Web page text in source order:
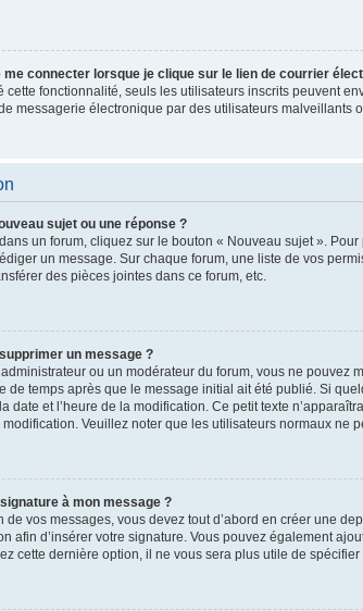
me connecter lorsque je clique sur le lien de courrier
cette fonctionnalité, seuls les utilisateurs inscrits peuvent
messagerie électronique par des utilisateurs malveillants
sujet ou une réponse ?
un forum, cliquez sur le bouton « Nouveau sujet ».
un message. Sur chaque forum, une liste de vos
des pièces jointes dans ce forum, etc.
un message ?
ou un modérateur du forum, vous ne
de temps après que le message initial ait été publié. Si
date et l’heure de la modification. Ce petit texte
Veuillez noter que les utilisateurs normaux ne
à mon message ?
vos messages, vous devez tout d’abord en créer une
afin d’insérer votre signature. Vous pouvez également
cette dernière option, il ne vous sera plus utile de